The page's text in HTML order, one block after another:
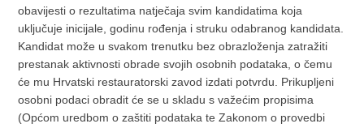
obavijesti o rezultatima natječaja svim kandidatima koja
uključuje inicijale, godinu rođenja i struku odabranog kandidata.
Kandidat može u svakom trenutku bez obrazloženja zatražiti
prestanak aktivnosti obrade svojih osobnih podataka, o čemu
će mu Hrvatski restauratorski zavod izdati potvrdu. Prikupljeni
osobni podaci obradit će se u skladu s važećim propisima
(Općom uredbom o zaštiti podataka te Zakonom o provedbi